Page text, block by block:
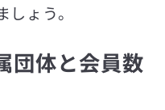
ょう。
団体と会員数